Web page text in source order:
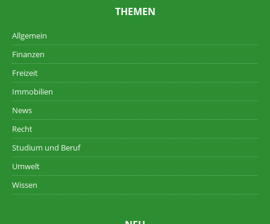
THEMEN
Allgemein
Finanzen
Freizeit
Immobilien
News
Recht
Studium und Beruf
Umwelt
Wissen